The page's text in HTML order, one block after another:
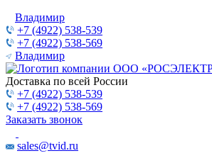
Владимир
+7 (4922) 538-539
+7 (4922) 538-569
Владимир
Доставка по всей России
+7 (4922) 538-539
+7 (4922) 538-569
Заказать звонок
sales@tvid.ru